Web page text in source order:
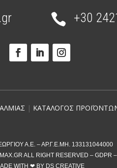
 +30
| ΚΑΤΑΛΟΓΟΣ
Α.Ε. – ΑΡ.Γ.Ε.ΜΗ. 133131044000
ALL RIGHT RESERVED – GDPR –
WITH ❤︎ BY DS CREATIVE